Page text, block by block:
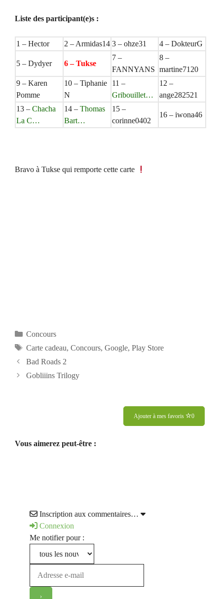
Liste des participant(e)s :
1 – Hector 2 – Armidas14 3 – ohze31 4 – DokteurG
5 – Dydyer 6 – Tukse
7 –
FANNYANS
8 –
martine7120
9 – Karen
Pomme
10 – Tiphanie
N
11 –
Gribouillet…
12 –
ange282521
13 – Chacha
La C…
14 – Thomas
Bart…
15 –
corinne0402
16 – iwona46
Bravo à Tukse qui remporte cette carte
Catégories
Concours
Étiquettes
Carte cadeau, Concours, Google, Play Store
Bad Roads 2
Gobliiins Trilogy
Ajouter à mes favoris 0
Vous aimerez peut-être :
Inscription aux commentaires…
Connexion
Me notifier pour :